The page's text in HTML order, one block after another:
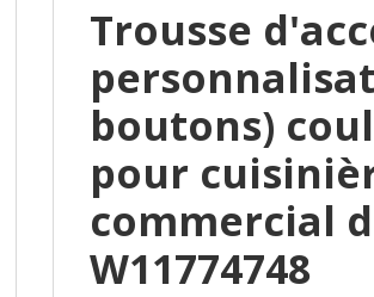
Trousse
boutons)
pour
commercial
W11774748